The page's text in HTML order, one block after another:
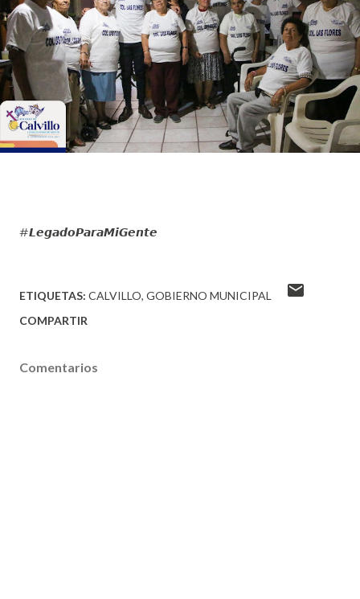
#𝙇𝙚𝙜𝙖𝙙𝙤𝙋𝙖𝙧𝙖𝙈𝙞𝙂𝙚𝙣𝙩𝙚
ETIQUETAS: CALVILLO GOBIERNO MUNICIPAL
COMPARTIR
Comentarios